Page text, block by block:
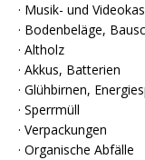
· Musik- und
· Bodenbeläge,
· Altholz
· Akkus, Batterien
· Glühbirnen,
· Sperrmüll
· Verpackungen
· Organische Abfälle